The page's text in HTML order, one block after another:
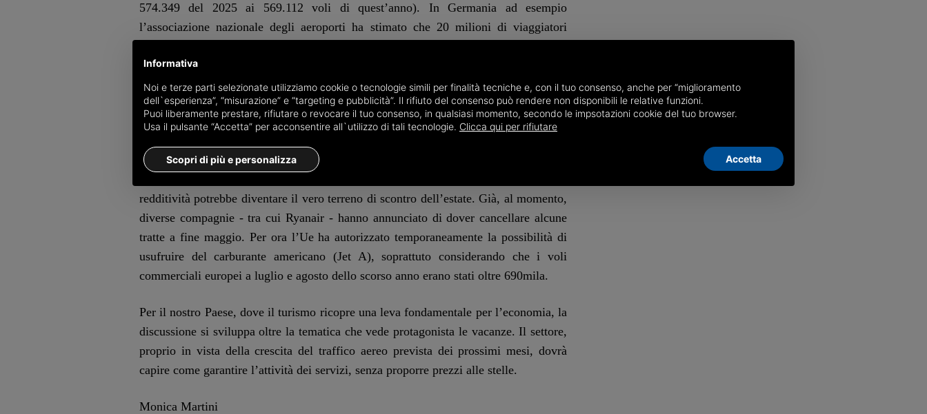
574.349 del 2025 ai 569.112 voli di quest’anno). In Germania ad esempio
l’associazione nazionale degli aeroporti ha stimato che 20 milioni di viaggiatori
cherosene. L’Italia sembra quindi andare in controtendenza, favorendo la fase più
redditizia dell’anno del settore aereo. Però, se da un lato si fa spazio una domanda
ancora sostenuta, favorita dal turismo e dal ritorno dei viaggi internazionali,
dall’altro pesano gli attuali costi energetici.
Sarà nel momento in cui le compagnie dovranno fronteggiare la crisi e deciderere
redditività potrebbe diventare il vero terreno di scontro dell’estate. Già, al momento,
diverse compagnie - tra cui Ryanair - hanno annunciato di dover cancellare alcune
tratte a fine maggio. Per ora l’Ue ha autorizzato temporaneamente la possibilità di
usufruire del carburante americano (Jet A), soprattuto considerando che i voli
commerciali europei a luglio e agosto dello scorso anno erano stati oltre 690mila.
Per il nostro Paese, dove il turismo ricopre una leva fondamentale per l’economia, la
discussione si sviluppa oltre la tematica che vede protagonista le vacanze. Il settore,
proprio in vista della crescita del traffico aereo prevista dei prossimi mesi, dovrà
capire come garantire l’attività dei servizi, senza proporre prezzi alle stelle.
Monica Martini
Informativa
Noi e terze parti selezionate utilizziamo cookie o tecnologie simili per finalità tecniche e, con il tuo consenso, anche per “miglioramento
dell`esperienza”, “misurazione” e “targeting e pubblicità”. Il rifiuto del consenso può rendere non disponibili le relative funzioni.
Puoi liberamente prestare, rifiutare o revocare il tuo consenso, in qualsiasi momento, secondo le impsotazioni cookie del tuo browser.
Usa il pulsante “Accetta” per acconsentire all`utilizzo di tali tecnologie. Clicca qui per rifiutare
Scopri di più e personalizza Accetta